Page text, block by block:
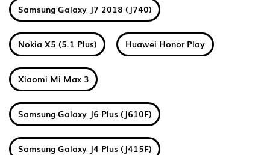
Samsung Galaxy J7 2018 (J740)
Nokia X5 (5.1 Plus) Huawei Honor Play
Xiaomi Mi Max 3
Samsung Galaxy J6 Plus (J610F)
Samsung Galaxy J4 Plus (J415F)